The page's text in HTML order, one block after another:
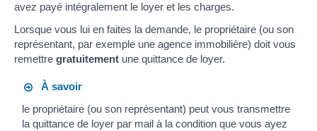
avez payé intégralement le loyer et les charges.
Lorsque vous lui en faites la demande, le propriétaire (ou son
représentant, par exemple une agence immobilière) doit vous
remettre gratuitement une quittance de loyer.
À savoir
le propriétaire (ou son représentant) peut vous transmettre
la quittance de loyer par mail à la condition que vous ayez